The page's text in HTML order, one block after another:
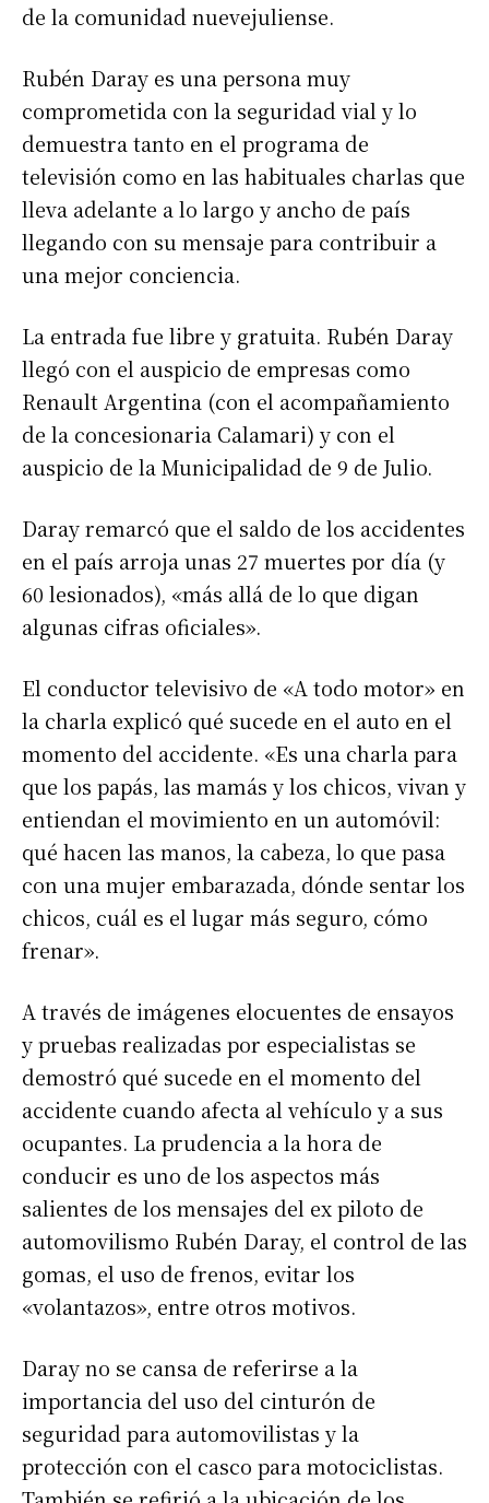
Suscribirme gratis
de la comunidad nuevejuliense.
Rubén Daray es una persona muy
comprometida con la seguridad vial y lo
demuestra tanto en el programa de
televisión como en las habituales charlas que
lleva adelante a lo largo y ancho de país
llegando con su mensaje para contribuir a
una mejor conciencia.
La entrada fue libre y gratuita. Rubén Daray
llegó con el auspicio de empresas como
Renault Argentina (con el acompañamiento
de la concesionaria Calamari) y con el
auspicio de la Municipalidad de 9 de Julio.
Daray remarcó que el saldo de los accidentes
en el país arroja unas 27 muertes por día (y
60 lesionados), «más allá de lo que digan
algunas cifras oficiales».
El conductor televisivo de «A todo motor» en
la charla explicó qué sucede en el auto en el
momento del accidente. «Es una charla para
que los papás, las mamás y los chicos, vivan y
entiendan el movimiento en un automóvil:
qué hacen las manos, la cabeza, lo que pasa
con una mujer embarazada, dónde sentar los
chicos, cuál es el lugar más seguro, cómo
frenar».
A través de imágenes elocuentes de ensayos
y pruebas realizadas por especialistas se
demostró qué sucede en el momento del
accidente cuando afecta al vehículo y a sus
ocupantes. La prudencia a la hora de
conducir es uno de los aspectos más
salientes de los mensajes del ex piloto de
automovilismo Rubén Daray, el control de las
gomas, el uso de frenos, evitar los
«volantazos», entre otros motivos.
Daray no se cansa de referirse a la
importancia del uso del cinturón de
seguridad para automovilistas y la
protección con el casco para motociclistas.